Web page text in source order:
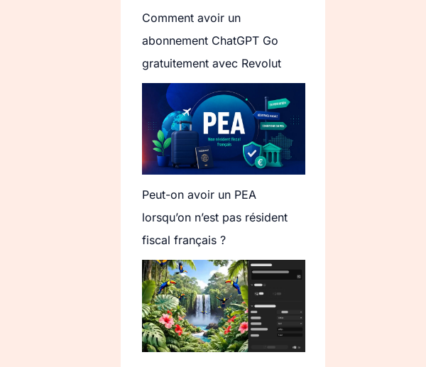
Comment avoir un
abonnement ChatGPT Go
gratuitement avec Revolut
Peut-on avoir un PEA
lorsqu’on n’est pas résident
fiscal français ?